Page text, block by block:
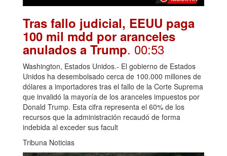
Tras fallo judicial, EEUU paga
100 mil mdd por aranceles
anulados a Trump. 00:53
Washington, Estados Unidos.- El gobierno de Estados
Unidos ha desembolsado cerca de 100.000 millones de
dólares a importadores tras el fallo de la Corte Suprema
que invalidó la mayoría de los aranceles impuestos por
Donald Trump. Esta cifra representa el 60% de los
recursos que la administración recaudó de forma
indebida al exceder sus facult
Tribuna Noticias